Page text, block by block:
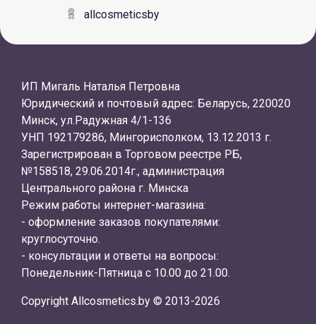
allcosmeticsby
ИП Мигаль Наталья Петровна
Юридический и почтовый адрес: Беларусь, 220020
Минск, ул.Радужная 4/1-136
УНП 192179286, Мингорисполком, 13.12.2013 г.
Зарегистрирован в Торговом реестре РБ,
№158518, 29.06.2014г., администрация
Центрального района г. Минска
Режим работы интернет-магазина:
- оформление заказов покупателями:
круглосуточно.
- консультации и ответы на вопросы:
Понедельник-Пятница с 10.00 до 21.00.
Copyright Allcosmetics.by © 2013-2026